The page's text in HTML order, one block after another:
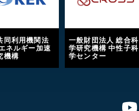
同利用機関法
ネルギー加速
機構
一般財団法人 総合科
学研究機構 中性子科
学センター